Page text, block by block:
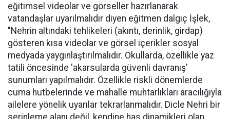
eğitimsel videolar ve görseller hazırlanarak
vatandaşlar uyarılmalıdır diyen eğitmen dalgıç İşlek,
"Nehrin altındaki tehlikeleri (akıntı, derinlik, girdap)
gösteren kısa videolar ve görsel içerikler sosyal
medyada yaygınlaştırılmalıdır. Okullarda, özellikle yaz
tatili öncesinde 'akarsularda güvenli davranış'
sunumları yapılmalıdır. Özellikle riskli dönemlerde
cuma hutbelerinde ve mahalle muhtarlıkları aracılığıyla
ailelere yönelik uyarılar tekrarlanmalıdır. Dicle Nehri bir
serinleme alanı değil, kendine has dinamikleri olan